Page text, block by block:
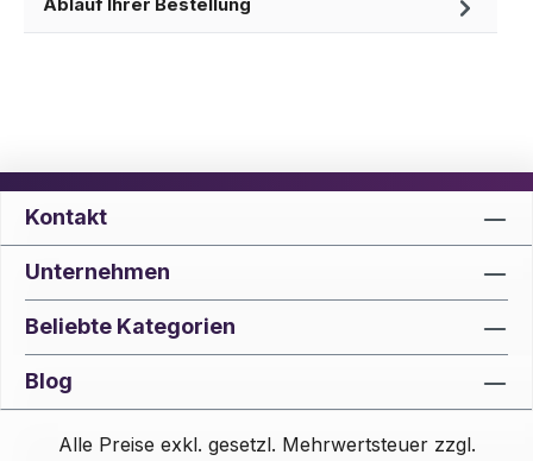
Ablauf Ihrer Bestellung
Kontakt
Unternehmen
Beliebte Kategorien
Blog
Alle Preise exkl. gesetzl. Mehrwertsteuer zzgl.